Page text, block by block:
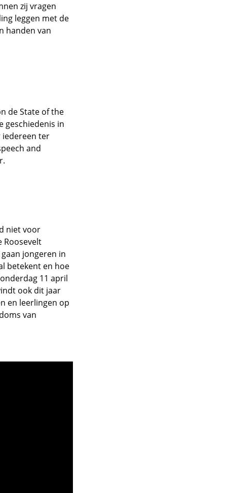
zij vragen
leggen met de
handen van
de State of the
geschiedenis in
iedereen ter
and
niet voor
Roosevelt
jongeren in
betekent en hoe
11 april
ook dit jaar
en leerlingen op
van